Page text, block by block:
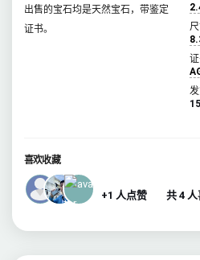
出售的宝石均是天然宝石，带鉴定
证书。
喜欢收藏
+1 人点赞 共 4